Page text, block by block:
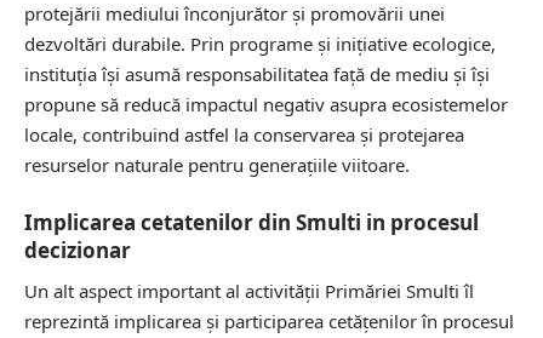
protejării mediului înconjurător și promovării unei
dezvoltări durabile. Prin programe și inițiative ecologice,
instituția își asumă responsabilitatea față de mediu și își
propune să reducă impactul negativ asupra ecosistemelor
locale, contribuind astfel la conservarea și protejarea
resurselor naturale pentru generațiile viitoare.
Implicarea cetatenilor din Smulti in procesul
decizionar
Un alt aspect important al activității Primăriei Smulti îl
reprezintă implicarea și participarea cetățenilor în procesul